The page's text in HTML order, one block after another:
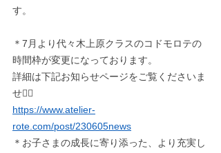
す。
＊7月より代々木上原クラスのコドモロテの
時間枠が変更になっております。
詳細は下記お知らせページをご覧くださいま
せ🙇‍♀️
https://www.atelier-
rote.com/post/230605news
＊お子さまの成長に寄り添った、より充実し